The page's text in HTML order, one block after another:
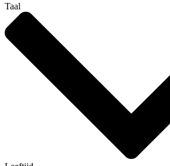
Taal